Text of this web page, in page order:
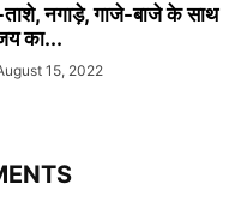
ताशे, नगाड़े, गाजे-बाजे के साथ
का...
15, 2022